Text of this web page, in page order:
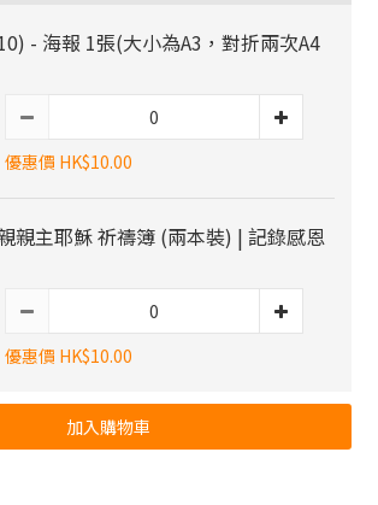
- 海報 1張(大小為A3，對折兩次A4
優惠價 HK$10.00
親主耶穌 祈禱簿 (兩本裝) | 記錄感恩
優惠價 HK$10.00
加入購物車